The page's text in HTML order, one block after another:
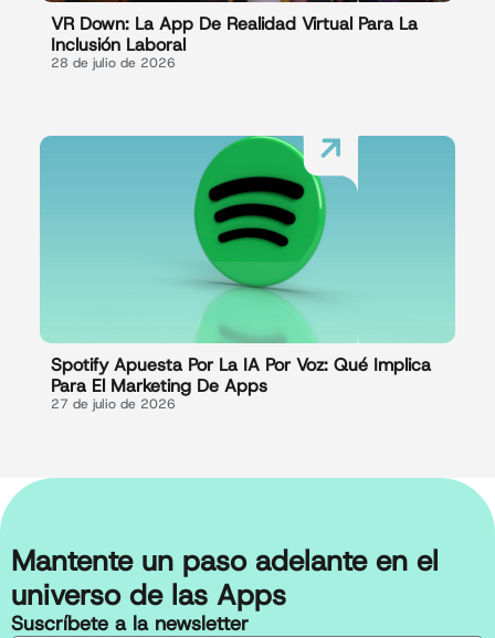
VR Down: La App De Realidad Virtual Para La
Inclusión Laboral
28 de julio de 2026
Spotify Apuesta Por La IA Por Voz: Qué Implica
Para El Marketing De Apps
27 de julio de 2026
Mantente un paso adelante en el
universo de las Apps
Suscríbete a la newsletter